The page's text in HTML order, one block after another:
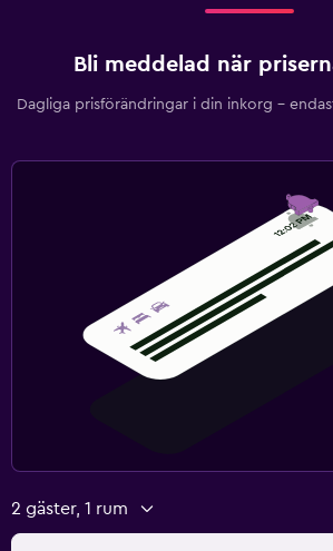
Bli meddelad när
Dagliga prisförändringar i din inkorg –
2 gäster, 1 rum